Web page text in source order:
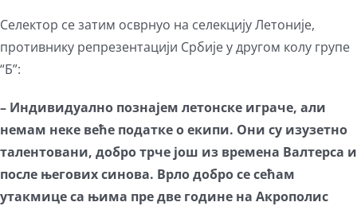
Селектор се затим осврнуо на селекцију Летоније,
противнику репрезентацији Србије у другом колу групе
“Б”:
– Индивидуално познајем летонске играче, али
немам неке веће податке о екипи. Они су изузетно
талентовани, добро трче још из времена Валтерса и
после његових синова. Врло добро се сећам
утакмице са њима пре две године на Акрополис